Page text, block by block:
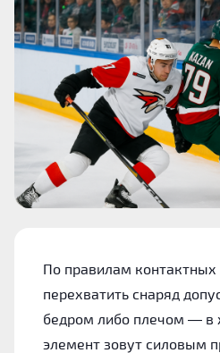
По правилам контактных
перехватить снаряд
бедром либо плечом — в
элемент зовут силовым